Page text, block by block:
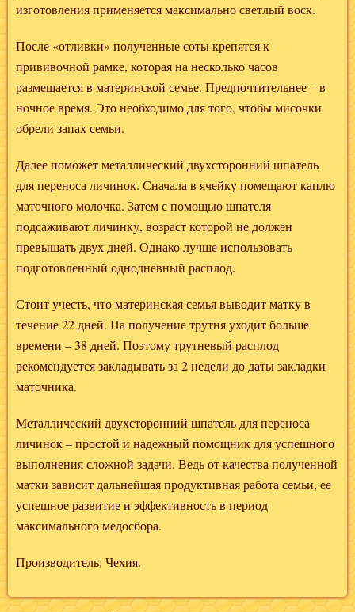
изготовления применяется максимально светлый воск.
После «отливки» полученные соты крепятся к
прививочной рамке, которая на несколько часов
размещается в материнской семье. Предпочтительнее – в
ночное время. Это необходимо для того, чтобы мисочки
обрели запах семьи.
Далее поможет металлический двухсторонний шпатель
для переноса личинок. Сначала в ячейку помещают каплю
маточного молочка. Затем с помощью шпателя
подсаживают личинку, возраст которой не должен
превышать двух дней. Однако лучше использовать
подготовленный однодневный расплод.
Стоит учесть, что материнская семья выводит матку в
течение 22 дней. На получение трутня уходит больше
времени – 38 дней. Поэтому трутневый расплод
рекомендуется закладывать за 2 недели до даты закладки
маточника.
Металлический двухсторонний шпатель для переноса
личинок – простой и надежный помощник для успешного
выполнения сложной задачи. Ведь от качества полученной
матки зависит дальнейшая продуктивная работа семьи, ее
успешное развитие и эффективность в период
максимального медосбора.
Производитель: Чехия.